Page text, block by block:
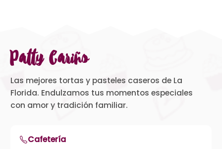
Patty Cariño
Las mejores tortas y pasteles caseros de La
Florida. Endulzamos tus momentos especiales
con amor y tradición familiar.
Cafetería